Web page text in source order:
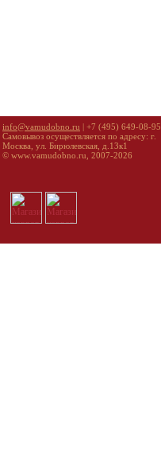
info@vamudobno.ru | +7 (495) 649-08-95
Самовывоз осуществляется по адресу: г.
Москва, ул. Бирюлевская, д.13к1
© www.vamudobno.ru, 2007-2026